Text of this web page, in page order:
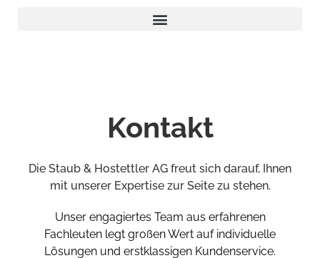
Kontakt
Die Staub & Hostettler AG freut sich darauf, Ihnen
mit unserer Expertise zur Seite zu stehen.
Unser engagiertes Team aus erfahrenen
Fachleuten legt großen Wert auf individuelle
Lösungen und erstklassigen Kundenservice.